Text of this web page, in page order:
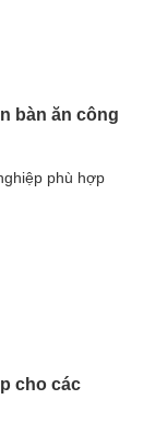
bàn ăn công
phù hợp
cho các